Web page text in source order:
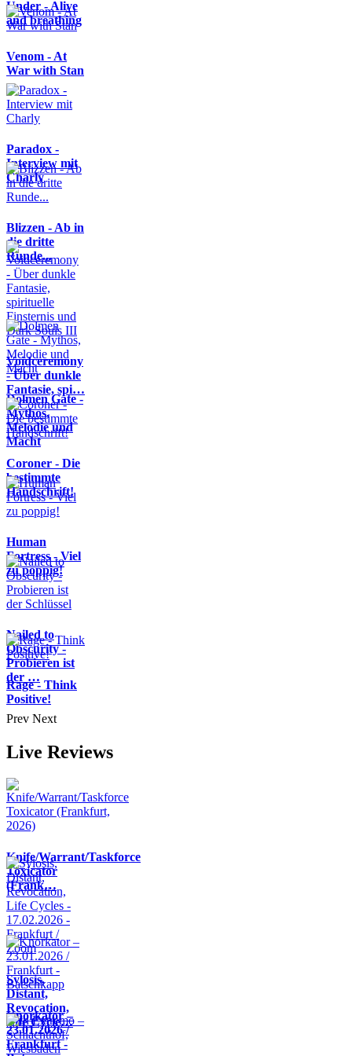
Under - Alive
and breathing
Venom - At
War with Stan
Paradox -
Interview mit
Charly
Blizzen - Ab in
die dritte
Runde...
Voidceremony
- Über dunkle
Fantasie, spi…
Dolmen Gate -
Mythos,
Melodie und
Macht
Coroner - Die
bestimmte
Handschrift!
Human
Fortress - Viel
zu poppig!
Nailed to
Obscurity -
Probieren ist
der …
Rage - Think
Positive!
Prev Next
Live Reviews
Knife/Warrant/Taskforce
Toxicator
(Frank…
Sylosis,
Distant,
Revocation,
Life Cycle…
Knorkator –
23.01.2026 /
Frankfurt -